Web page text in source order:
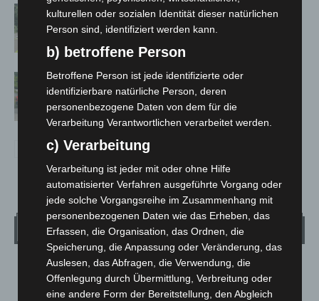
Brand im „Haus der Begegnung“ in
Neuwarmbüchen schnell eingedämmt
Region Hannover: 21 neue
Notfallsanitäter starten beim Roten
Kreuz
Wetter
LANGENHAGEN
Klarer Himmel
kulturellen oder sozialen Identität dieser natürlichen
Person sind, identifiziert werden kann.
b) betroffene Person
Betroffene Person ist jede identifizierte oder
identifizierbare natürliche Person, deren
personenbezogene Daten von dem für die
Verarbeitung Verantwortlichen verarbeitet werden.
c) Verarbeitung
Verarbeitung ist jeder mit oder ohne Hilfe
automatisierter Verfahren ausgeführte Vorgang oder
jede solche Vorgangsreihe im Zusammenhang mit
personenbezogenen Daten wie das Erheben, das
Erfassen, die Organisation, das Ordnen, die
Speicherung, die Anpassung oder Veränderung, das
Auslesen, das Abfragen, die Verwendung, die
Offenlegung durch Übermittlung, Verbreitung oder
eine andere Form der Bereitstellung, den Abgleich